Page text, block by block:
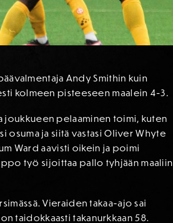
Andy Smithin kuin
kolmeen pisteeseen maalein 4-3.
joukkueen pelaaminen toimi, kuten
osuma ja siitä vastasi Oliver Whyte
Ward aavisti oikein ja poimi
työ sijoittaa pallo tyhjään maaliin
Vieraiden takaa-ajo sai
taidokkaasti takanurkkaan 58.